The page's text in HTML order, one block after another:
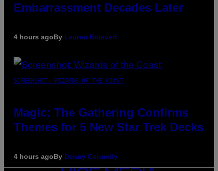
Embarrassment Decades Later
4 hours agoBy Lauren Boisvert
SCREENSHOT: WIZARDS OF THE COAST
Magic: The Gathering Confirms
Themes for 5 New Star Trek Decks
4 hours agoBy Denny Connolly